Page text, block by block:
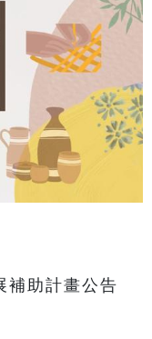
補助計畫公告